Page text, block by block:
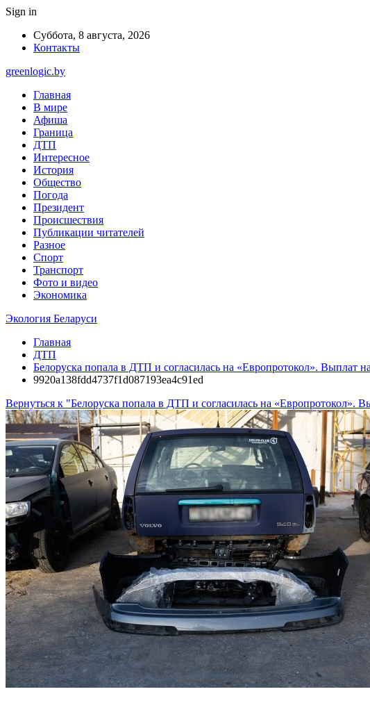
Sign in
Суббота, 8 августа, 2026
Контакты
greenlogic.by
Главная
В мире
Афиша
Граница
ДТП
Интересное
История
Общество
Погода
Президент
Происшествия
Публикации читателей
Разное
Спорт
Транспорт
Фото и видео
Экономика
Экология Беларуси
Главная
ДТП
Белоруска попала в ДТП и согласилась на «Европротокол». Выплат
9920a138fdd4737f1d087193ea4c91ed
Вернуться к "Белоруска попала в ДТП и согласилась на «Европротокол».